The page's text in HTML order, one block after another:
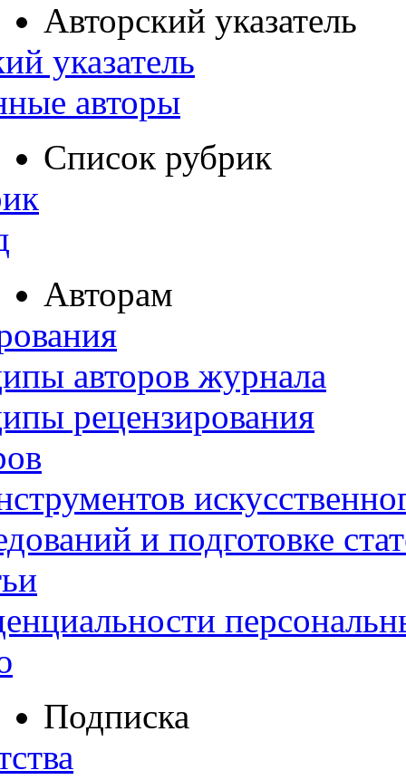
Авторский указатель
указатель
авторы
Список рубрик
Авторам
авторов журнала
рецензирования
и подготовке
Подписка